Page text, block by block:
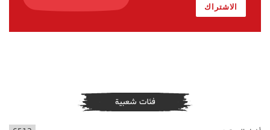
الاشتراك
فئات شعبية